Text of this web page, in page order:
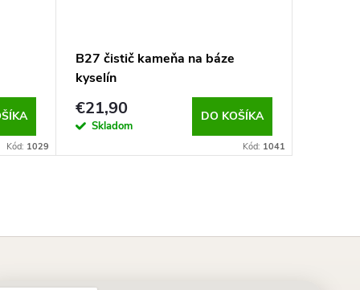
Kód: 1029
B27 čistič kameňa na báze
kyselín
€21,90
Skladom
DO KOŠÍKA
Kód: 1041